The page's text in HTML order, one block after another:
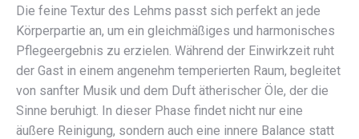
Die feine Textur des Lehms passt sich perfekt an jede
Körperpartie an, um ein gleichmäßiges und harmonisches
Pflegeergebnis zu erzielen. Während der Einwirkzeit ruht
der Gast in einem angenehm temperierten Raum, begleitet
von sanfter Musik und dem Duft ätherischer Öle, der die
Sinne beruhigt. In dieser Phase findet nicht nur eine
äußere Reinigung, sondern auch eine innere Balance statt